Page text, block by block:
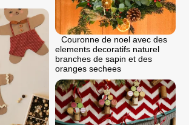
Couronne de noel avec des
elements decoratifs naturel
branches de sapin et des
oranges sechees